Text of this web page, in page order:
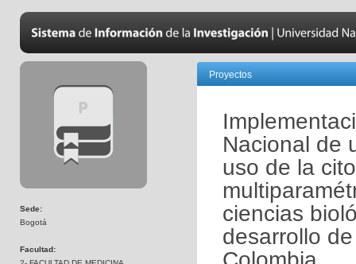
Sede:
Bogotá
Facultad:
Proyectos
Nacional de
uso de la
ciencias
desarrollo